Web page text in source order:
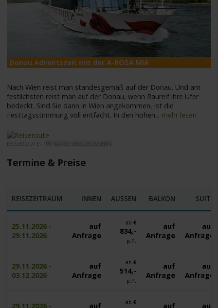
Wissen
Donau Adventszeit mit der A-ROSA MIA
Nach Wien reist man standesgemäß auf der Donau. Und am
festlichsten reist man auf der Donau, wenn Raureif ihre Ufer
bedeckt. Sind Sie dann in Wien angekommen, ist die
Festtagsstimmung voll entfacht. In den hohen... mehr lesen
REISEROUTE -
Termine & Preise
REISEZEITRAUM INNEN AUSSEN BALKON SUITE
25.11.2026 -
29.11.2026
auf
Anfrage
ab€
834,-
p.P.
auf
Anfrage
auf
Anfrage
29.11.2026 -
03.12.2026
auf
Anfrage
ab€
514,-
p.P.
auf
Anfrage
auf
Anfrage
29.11.2026 -
auf
ab€
auf
auf